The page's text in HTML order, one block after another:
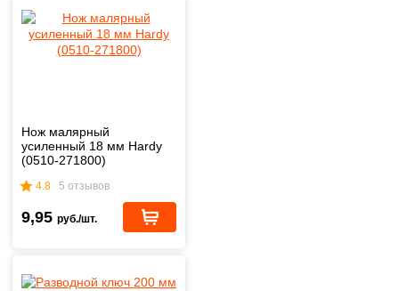
Нож малярный
усиленный 18 мм Hardy
(0510-271800)
4.8 5 отзывов
9,95 руб./шт.